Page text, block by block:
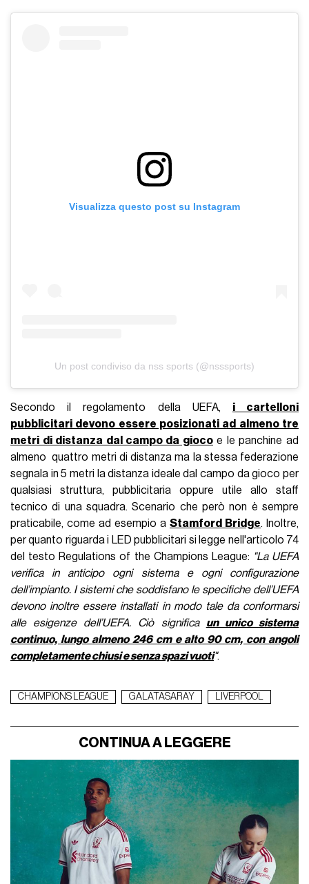
Visualizza questo post su Instagram
Un post condiviso da nss sports (@nsssports)
Secondo il regolamento della UEFA, i cartelloni
pubblicitari devono essere posizionati ad almeno tre
metri di distanza dal campo da gioco e le panchine ad
almeno quattro metri di distanza ma la stessa federazione
segnala in 5 metri la distanza ideale dal campo da gioco per
qualsiasi struttura, pubblicitaria oppure utile allo staff
tecnico di una squadra. Scenario che però non è sempre
praticabile, come ad esempio a Stamford Bridge. Inoltre,
per quanto riguarda i LED pubblicitari si legge nell'articolo 74
del testo Regulations of the Champions League: "La UEFA
verifica in anticipo ogni sistema e ogni configurazione
dell’impianto. I sistemi che soddisfano le specifiche dell’UEFA
devono inoltre essere installati in modo tale da conformarsi
alle esigenze dell’UEFA. Ciò significa un unico sistema
continuo, lungo almeno 246 cm e alto 90 cm, con angoli
completamente chiusi e senza spazi vuoti".
CHAMPIONS LEAGUE GALATASARAY LIVERPOOL
CONTINUA A LEGGERE